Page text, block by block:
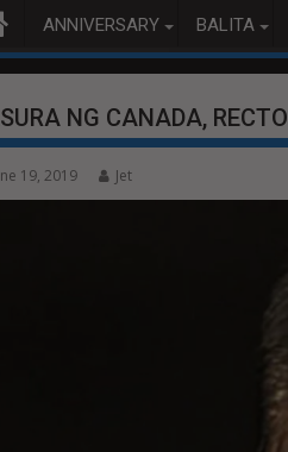
ANNIVERSARY BALITA
NG CANADA,
19, 2019 Jet